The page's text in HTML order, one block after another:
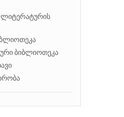
ბიბლიოთეკა